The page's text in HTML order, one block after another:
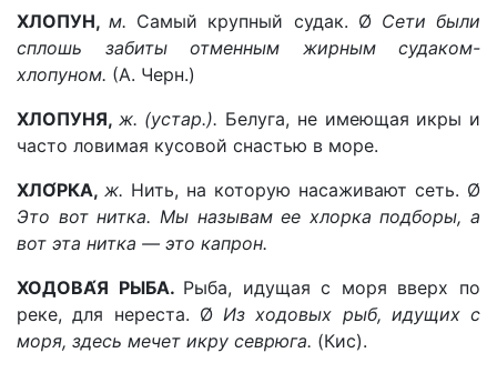
ХЛОПУН,м. Самый крупный судак. Ø Сети были
сплошь забиты отменным жирным судаком-
хлопуном. (А. Черн.)
ХЛОПУНЯ, ж. (устар.). Белуга, не имеющая икры и
часто ловимая кусовой снастью в море.
ХЛО́РКА, ж. Нить, на которую насаживают сеть. Ø
Это вот нитка. Мы называм ее хлорка подборы, а
вот эта нитка — это капрон.
ХОДОВА́Я РЫБА. Рыба, идущая с моря вверх по
реке, для нереста. Ø Из ходовых рыб, идущих с
моря, здесь мечет икру севрюга. (Кис).